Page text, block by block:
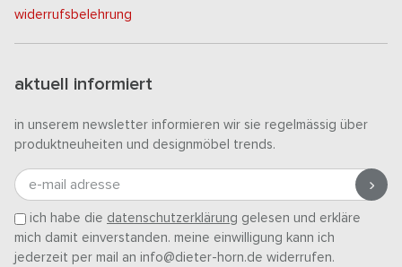
widerrufsbelehrung
aktuell informiert
in unserem newsletter informieren wir sie regelmässig über
produktneuheiten und designmöbel trends.
e-mail adresse
ich habe die datenschutzerklärung gelesen und erkläre
mich damit einverstanden. meine einwilligung kann ich
jederzeit per mail an info@dieter-horn.de widerrufen.